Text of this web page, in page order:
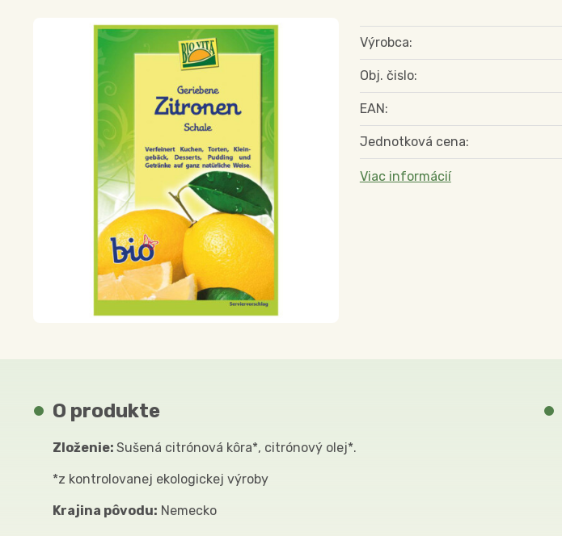
Výrobca:
Obj. čislo:
EAN:
Jednotková cena:
Viac informácií
O produkte
Zloženie: Sušená citrónová kôra*, citrónový olej*.
*z kontrolovanej ekologickej výroby
Krajina pôvodu: Nemecko